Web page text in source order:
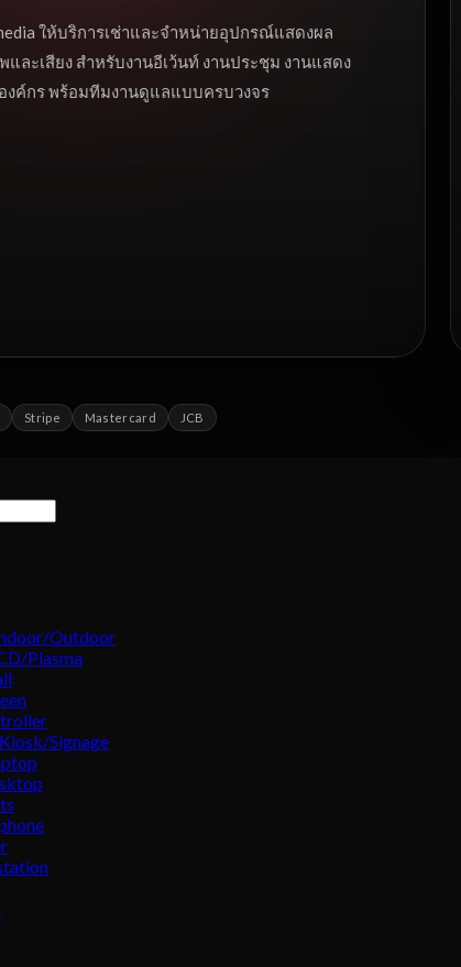
ให้บริการเช่าและจำหน่ายอุปกรณ์แสดงผล
ละเสียง สำหรับงานอีเว้นท์ งานประชุม งานแสดง
งค์กร พร้อมทีมงานดูแลแบบครบวงจร
Stripe Mastercard JCB
Outdoor
Plasma
Signage